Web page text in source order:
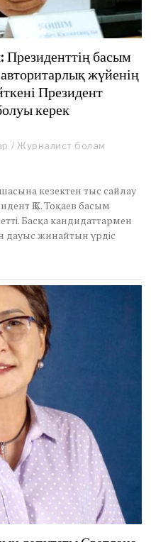
басым
жүйенің
Президент
керек
/ Журналист болам
кезектен тыс сайлау
Қ.К. Тоқаев басым
Басқа кандидаттармен
дауыс жинайтын үрдіс